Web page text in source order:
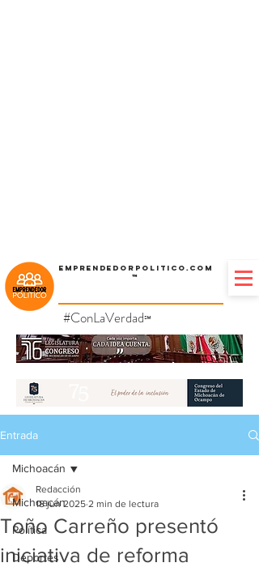
Emprendedorpolitico.com
™
#ConLaVerdad℠
Entrada
Michoacán
Política
Deportes
Michoacán
Toño Carreño presentó
iniciativa de reforma
Redacción
18 jun 2025 2 min de lectura